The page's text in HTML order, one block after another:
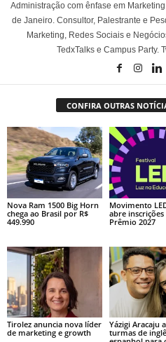
Administração com ênfase em
de Janeiro. Consultor, Palestrante e
Marketing, Redes Sociais e
TedxTalks e Campus Party.
CONFIRA OUTRAS
Nova Ram 1500 Big Horn
chega ao Brasil por R$
449.990
Movimento
abre inscrições
Prêmio 2027
Tirolez anuncia nova líder
de marketing e growth
Yázigi Aracaju
turmas de